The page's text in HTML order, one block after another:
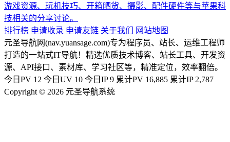
游戏资源、玩机技巧、开箱晒货、摄影、配件硬件等与苹果科
技相关的分享讨论。
排行榜 申请收录 申请友链 关于我们
网站地图
元圣导航网(nav.yuansage.com)专为程序员、站长、运维工程师
打造的一站式IT导航！精选优质技术博客、站长工具、开发资
源、API接口、素材库、学习社区等，精准定位，效率翻倍。
今日PV 12 今日UV 10 今日IP9 累计PV 16,885 累计IP 2,787
Copyright © 2026 元圣导航系统